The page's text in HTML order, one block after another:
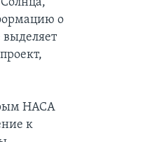
о
НАСА
к